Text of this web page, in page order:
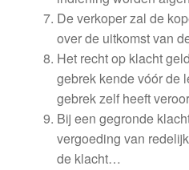
De verkoper zal de
over de uitkomst van
Het recht op klacht
gebrek kende vóór de
gebrek zelf heeft
Bij een gegronde
vergoeding van
de klacht…